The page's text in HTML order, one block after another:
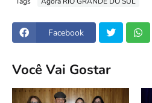
Facebook
Você Vai Gostar